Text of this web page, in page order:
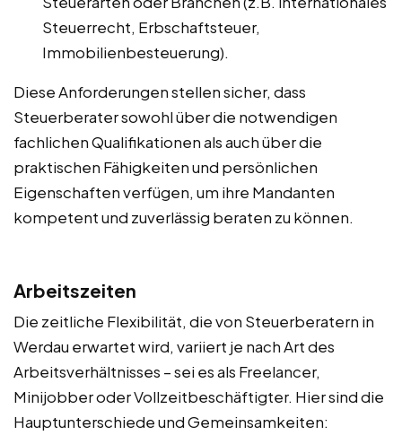
Steuerrecht, Erbschaftsteuer,
Immobilienbesteuerung).
Diese Anforderungen stellen sicher, dass
Steuerberater sowohl über die notwendigen
fachlichen Qualifikationen als auch über die
praktischen Fähigkeiten und persönlichen
Eigenschaften verfügen, um ihre Mandanten
kompetent und zuverlässig beraten zu können.
Arbeitszeiten
Die zeitliche Flexibilität, die von Steuerberatern in
Werdau erwartet wird, variiert je nach Art des
Arbeitsverhältnisses – sei es als Freelancer,
Minijobber oder Vollzeitbeschäftigter. Hier sind die
Hauptunterschiede und Gemeinsamkeiten: